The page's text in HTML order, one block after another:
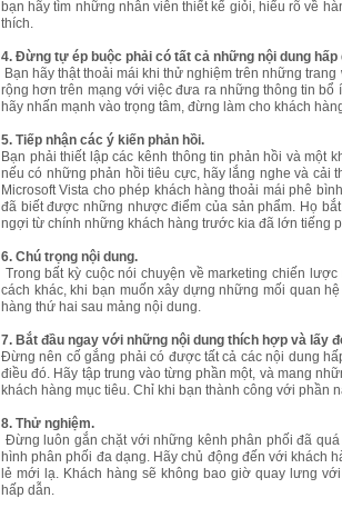
bạn hãy tìm những nhân viên thiết kế giỏi, hiểu rõ về
thích.
4. Đừng tự ép buộc phải có tất cả những nội dung
Bạn hãy thật thoải mái khi thử nghiệm trên những
rộng hơn trên mạng với việc đưa ra những thông tin
hãy nhấn mạnh vào trọng tâm, đừng làm cho khách
5. Tiếp nhận các ý kiến phản hồi.
Bạn phải thiết lập các kênh thông tin phản hồi và một
nếu có những phản hồi tiêu cực, hãy lắng nghe và cải
Microsoft Vista cho phép khách hàng thoải mái phê
đã biết được những nhược điểm của sản phẩm. Họ
ngợi từ chính những khách hàng trước kia đã lớn tiếng
6. Chú trọng nội dung.
Trong bất kỳ cuộc nói chuyện về marketing chiến
cách khác, khi bạn muốn xây dựng những mối quan
hàng thứ hai sau mảng nội dung.
7. Bắt đầu ngay với những nội dung thích hợp và lấy
Đừng nên cố gắng phải có được tất cả các nội dung
điều đó. Hãy tập trung vào từng phần một, và mang
khách hàng mục tiêu. Chỉ khi bạn thành công với phần
8. Thử nghiệm.
Đừng luôn gắn chặt với những kênh phân phối đã
hình phân phối đa dạng. Hãy chủ động đến với khách
lẻ mới lạ. Khách hàng sẽ không bao giờ quay lưng
hấp dẫn.